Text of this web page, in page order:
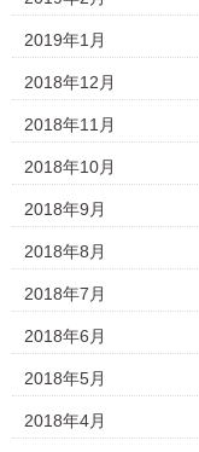
2019年1月
2018年12月
2018年11月
2018年10月
2018年9月
2018年8月
2018年7月
2018年6月
2018年5月
2018年4月